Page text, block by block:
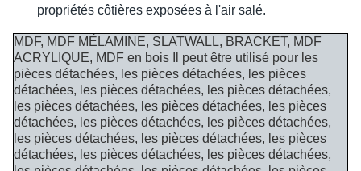
propriétés côtières exposées à l'air salé.
MDF, MDF MÉLAMINE, SLATWALL, BRACKET, MDF
ACRYLIQUE, MDF en bois Il peut être utilisé pour les
pièces détachées, les pièces détachées, les pièces
détachées, les pièces détachées, les pièces détachées,
les pièces détachées, les pièces détachées, les pièces
détachées, les pièces détachées, les pièces détachées,
les pièces détachées, les pièces détachées, les pièces
détachées, les pièces détachées, les pièces détachées,